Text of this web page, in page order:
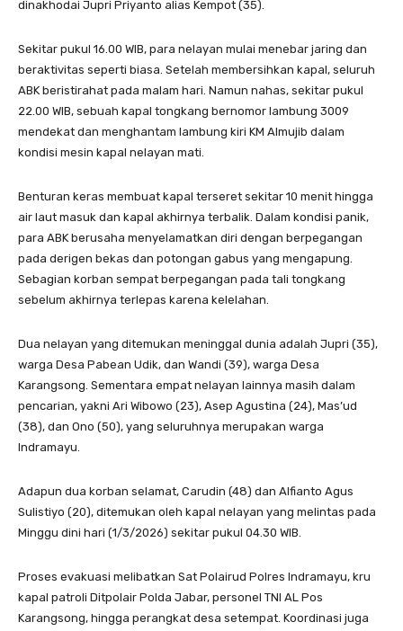
dinakhodai Jupri Priyanto alias Kempot (35).
Sekitar pukul 16.00 WIB, para nelayan mulai menebar jaring dan
beraktivitas seperti biasa. Setelah membersihkan kapal, seluruh
ABK beristirahat pada malam hari. Namun nahas, sekitar pukul
22.00 WIB, sebuah kapal tongkang bernomor lambung 3009
mendekat dan menghantam lambung kiri KM Almujib dalam
kondisi mesin kapal nelayan mati.
Benturan keras membuat kapal terseret sekitar 10 menit hingga
air laut masuk dan kapal akhirnya terbalik. Dalam kondisi panik,
para ABK berusaha menyelamatkan diri dengan berpegangan
pada derigen bekas dan potongan gabus yang mengapung.
Sebagian korban sempat berpegangan pada tali tongkang
sebelum akhirnya terlepas karena kelelahan.
Dua nelayan yang ditemukan meninggal dunia adalah Jupri (35),
warga Desa Pabean Udik, dan Wandi (39), warga Desa
Karangsong. Sementara empat nelayan lainnya masih dalam
pencarian, yakni Ari Wibowo (23), Asep Agustina (24), Mas’ud
(38), dan Ono (50), yang seluruhnya merupakan warga
Indramayu.
Adapun dua korban selamat, Carudin (48) dan Alfianto Agus
Sulistiyo (20), ditemukan oleh kapal nelayan yang melintas pada
Minggu dini hari (1/3/2026) sekitar pukul 04.30 WIB.
Proses evakuasi melibatkan Sat Polairud Polres Indramayu, kru
kapal patroli Ditpolair Polda Jabar, personel TNI AL Pos
Karangsong, hingga perangkat desa setempat. Koordinasi juga